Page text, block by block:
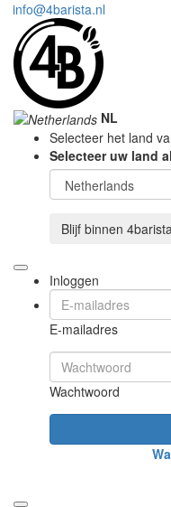
info@4barista.nl
NL
Selecteer het land
Selecteer uw land
Blijf binnen
Inloggen
E-mailadres
Wachtwoord